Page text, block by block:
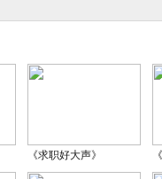
《求职好大声》